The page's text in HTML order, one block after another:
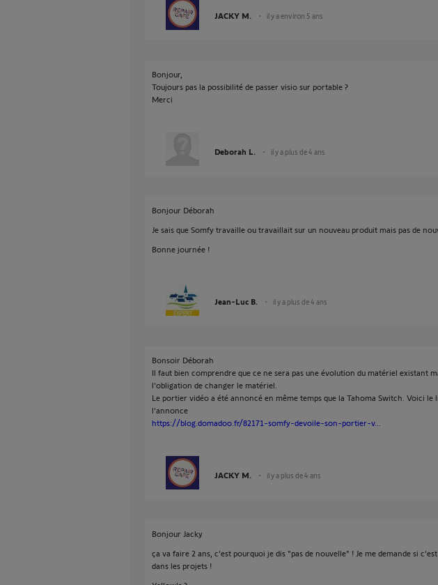
JACKY M. il y a environ 5 ans
Bonjour,
Toujours pas la possibilité de passer visio sur portable ?
Merci
Deborah L. il y a plus de 4 ans
Bonjour Déborah
Je sais que Somfy travaille ou travaillait sur un nouveau produit mais pas de
Bonne journée !
Jean-Luc B. il y a plus de 4 ans
Bonsoir Déborah
Il faut bien comprendre que ce ne sera pas une évolution du matériel existant
l'obligation de changer le matériel.
Le portier vidéo a été annoncé en même temps que la Tahoma Switch. Voici le
l'annonce
https://blog.domadoo.fr/82171-somfy-devoile-son-portier-v...
JACKY M. il y a plus de 4 ans
Bonjour Jacky
ça va faire 2 ans, c'est pourquoi je dis "pas de nouvelle" ! Je me demande si
dans les projets !